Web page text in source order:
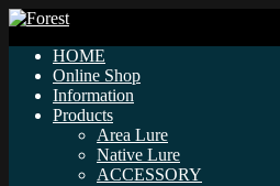
HOME
Online Shop
Information
Products
Area Lure
Native Lure
ACCESSORY